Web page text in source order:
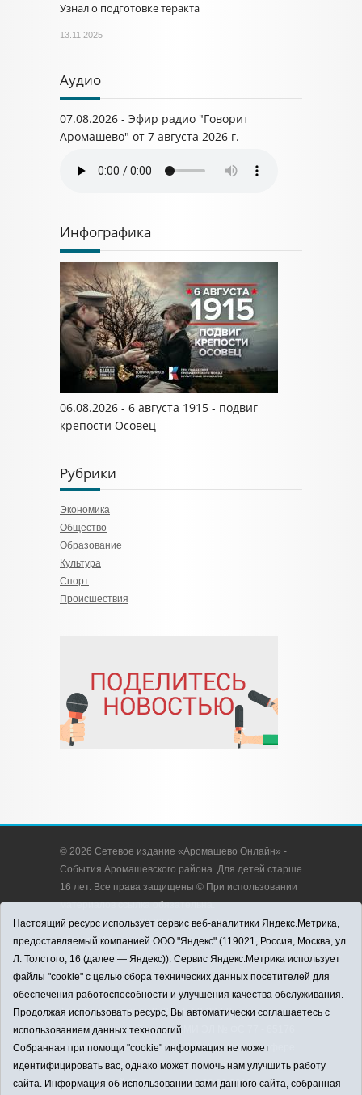
Узнал о подготовке теракта
13.11.2025
Аудио
07.08.2026 - Эфир радио "Говорит
Аромашево" от 7 августа 2026 г.
Инфографика
06.08.2026 - 6 августа 1915 - подвиг
крепости Осовец
Рубрики
Экономика
Общество
Образование
Культура
Спорт
Происшествия
© 2026 Сетевое издание «Аромашево Онлайн» -
События Аромашевского района. Для детей старше
16 лет. Все права защищены © При использовании
материалов ссылка обязательна.
Адрес редакции: 627350, Россия, Тюменская
область, Аромашевский район, с. Аромашево, ул.
Кирова, д. 13.
Адрес электронной почты редакции:
strudu72@obl72.ru
Телефон редакции: 8 (34545) 2-30-58
Регистрационный номер СМИ ЭЛ № ФС 77 - 65176
выдано Федеральной службой по надзору в сфере
связи, информационных технологий и массовых
коммуникаций (Роскомнадзор) 28.03.2016 г.
Настоящий ресурс использует сервис веб-аналитики Яндекс.Метрика,
предоставляемый компанией ООО "Яндекс" (119021, Россия, Москва, ул.
Л. Толстого, 16 (далее — Яндекс)). Сервис Яндекс.Метрика использует
файлы "cookie" с целью сбора технических данных посетителей для
обеспечения работоспособности и улучшения качества обслуживания.
Продолжая использовать ресурс, Вы автоматически соглашаетесь с
использованием данных технологий.
Собранная при помощи "cookie" информация не может
идентифицировать вас, однако может помочь нам улучшить работу
сайта. Информация об использовании вами данного сайта, собранная